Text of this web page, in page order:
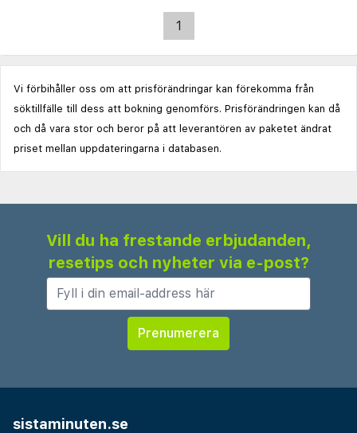
1
Vi förbihåller oss om att prisförändringar kan förekomma från
söktillfälle till dess att bokning genomförs. Prisförändringen kan då
och då vara stor och beror på att leverantören av paketet ändrat
priset mellan uppdateringarna i databasen.
Vill du ha frestande erbjudanden,
resetips och nyheter via e-post?
sistaminuten.se